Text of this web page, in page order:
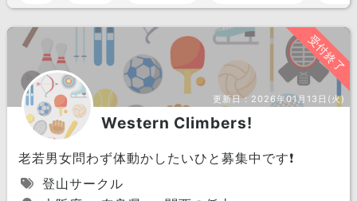
受付終了
更新日： 2026年01月13日(火)
Western Climbers!
老若男女問わず体動かしたいひと募集中です❗️
登山サークル